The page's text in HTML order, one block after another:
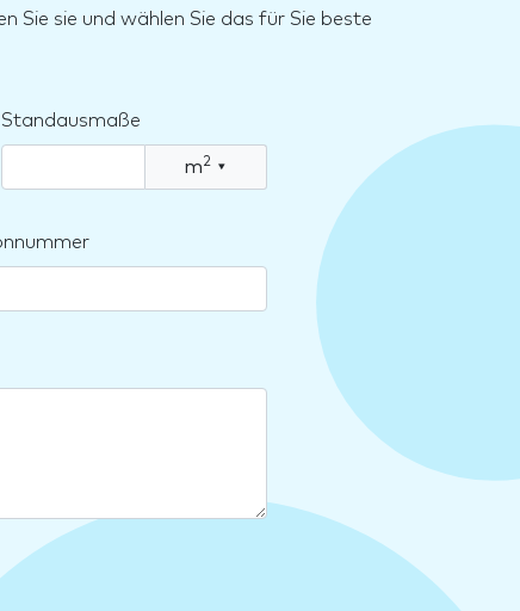
Sie sie und wählen Sie das für Sie beste
Standausmaße
m2 ▾